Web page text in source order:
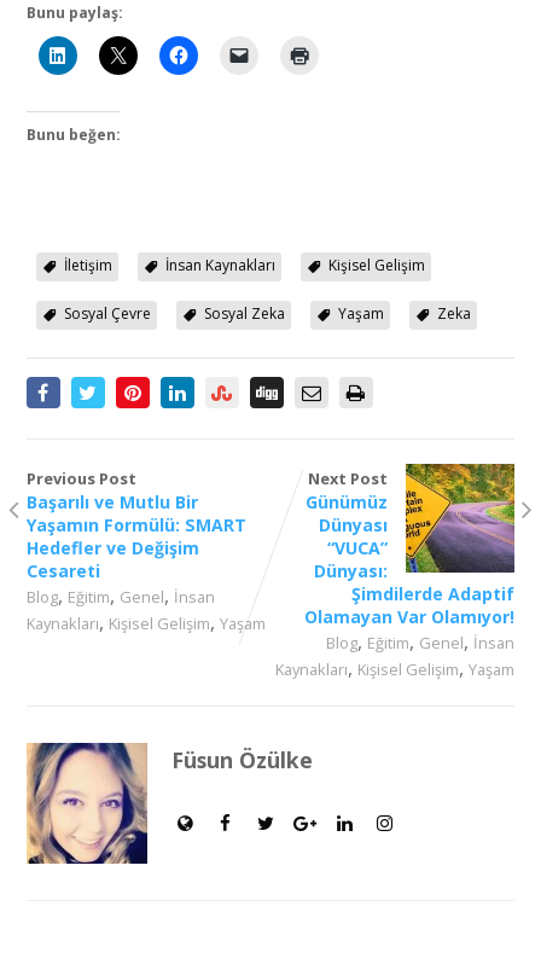
Bunu paylaş:
Bunu beğen:
İletişim İnsan Kaynakları Kişisel Gelişim
Sosyal Çevre Sosyal Zeka Yaşam Zeka
Previous Post
Başarılı ve Mutlu Bir
Yaşamın Formülü: SMART
Hedefler ve Değişim
Cesareti
Blog, Eğitim, Genel, İnsan
Kaynakları, Kişisel Gelişim, Yaşam
Next Post
Günümüz
Dünyası
“VUCA”
Dünyası:
Şimdilerde Adaptif
Olamayan Var Olamıyor!
Blog, Eğitim, Genel, İnsan
Kaynakları, Kişisel Gelişim,Yaşam
Füsun Özülke